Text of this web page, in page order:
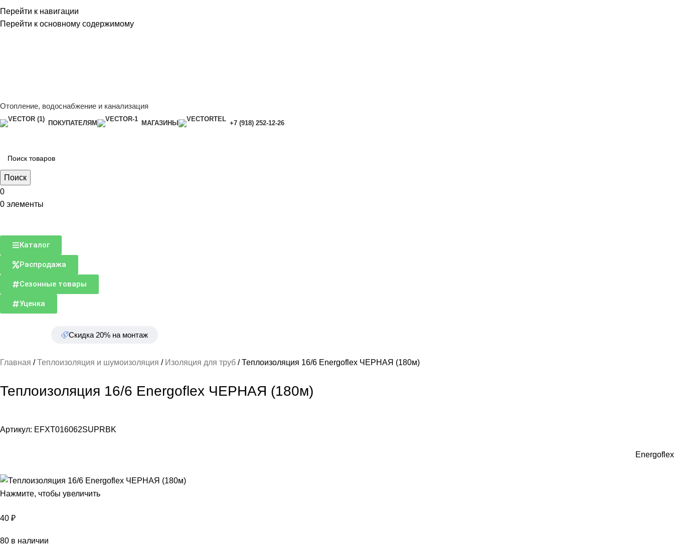
Перейти к навигации
Перейти к основному содержимому
Отопление, водоснабжение и канализация
ПОКУПАТЕЛЯМ МАГАЗИНЫ +7 (918) 252-12-26
Поиск
0
0 элементы
Каталог
Распродажа
Сезонные товары
Уценка
Скидка 20% на монтаж
Главная Теплоизоляция и шумоизоляция Изоляция для труб Теплоизоляция 16/6 Energoflex ЧЕРНАЯ (180м)
Теплоизоляция 16/6 Energoflex ЧЕРНАЯ (180м)
Артикул: EFXT016062SUPRBK
Energoflex
Нажмите, чтобы увеличить
40 ₽
80 в наличии